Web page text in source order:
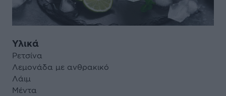
Υλικά
Ρετσίνα
Λεμονάδα με ανθρακικό
Λάιμ
Μέντα